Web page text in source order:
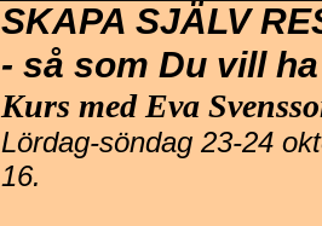
SKAPA SJÄLV
- så som Du vill
Kurs med Eva
Lördag-söndag 23-24
16.